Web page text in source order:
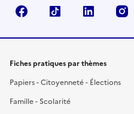
FacebookTikTok LinkedIn
Fiches pratiques par thèmes
Papiers - Citoyenneté - Élections
Famille - Scolarité